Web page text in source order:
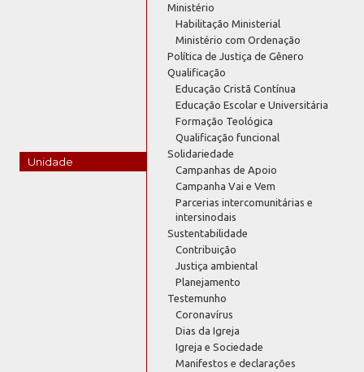
Unidade
Ministério
Habilitação Ministerial
Ministério com Ordenação
Política de Justiça de Gênero
Qualificação
Educação Cristã Contínua
Educação Escolar e Universitária
Formação Teológica
Qualificação funcional
Solidariedade
Campanhas de Apoio
Campanha Vai e Vem
Parcerias intercomunitárias e
intersinodais
Sustentabilidade
Contribuição
Justiça ambiental
Planejamento
Testemunho
Coronavírus
Dias da Igreja
Igreja e Sociedade
Manifestos e declarações